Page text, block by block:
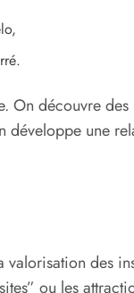
découvre des
développe une
valorisation des
ou les